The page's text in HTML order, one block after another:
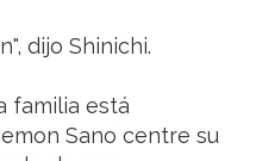
dijo Shinichi.
familia está
Sano centre su